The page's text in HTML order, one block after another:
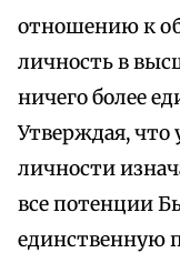
отношению к
личность в
ничего более
Утверждая, что
личности
все потенции
единственную